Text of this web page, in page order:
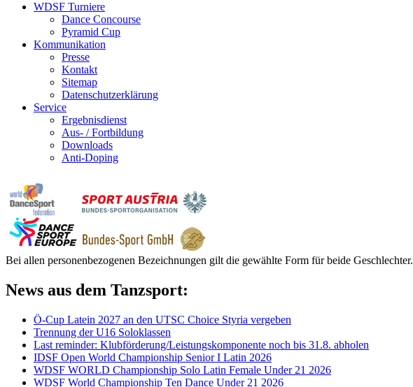
WDSF Turniere
Dance Concourse
Pyramid Cup
Kommunikation
Presse
Kontakt
Sitemap
Datenschutzerklärung
Service
Ergebnisdienst
Aus- / Fortbildung
Downloads
Anti-Doping
Bei allen personenbezogenen Bezeichnungen gilt die gewählte Form für beide Geschlechter.
News aus dem Tanzsport:
Ö-Cup Latein 2027 an den UTSC Choice Styria vergeben
Trennung der U16 Soloklassen
Last reminder: Klubförderung/Leistungskomponente noch bis 31.8. abholen
IDSF Open World Championship Senior I Latin 2026
WDSF WORLD Championship Solo Latin Female Under 21 2026
WDSF World Championship Ten Dance Under 21 2026